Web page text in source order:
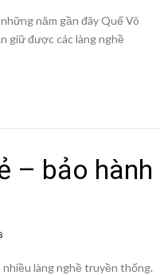
năm gần đây Quế Võ
giữ được các làng nghề
– bảo hành
nhiều làng nghề truyền thống.